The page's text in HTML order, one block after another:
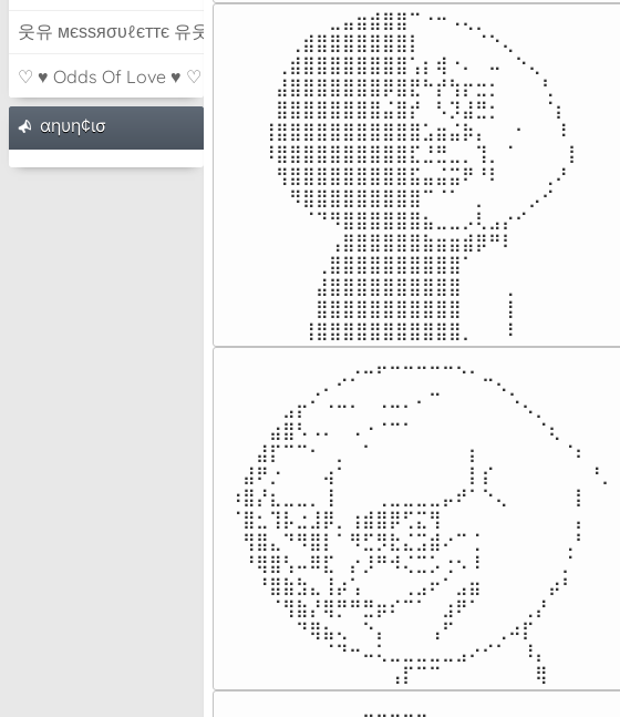
웃유 мєѕѕяσυℓєттє 유웃
♡ ♥ Odds Of Love ♥ ♡
αηυη¢ισ
⠀⠀⠀⠀⠀⣀⣤⣶⣾⣿⣿⠉⠐⠒⠠⢄⡀⠀⠀⠀⠀⠀⠀⠀
⠀⠀⢀⣾⣿⣿⣿⣿⣿⣿⣿⡇⠀⠀⠀⠀⠈⠑⢄⠀⠀⠀⠀⠀
⠀⢀⣾⣿⣿⣿⣿⣿⣿⣿⣿⢡⡆⢾⠐⠄⠀⠤⠀⠑⢄⠀⠀⠀
⠀⣼⣿⣿⣿⣿⣿⣿⣿⡿⣿⣟⠓⡞⢳⡖⣒⡂⠀⠀⠀⢃⠀⠀
⠀⣿⣿⣿⣿⣿⣿⣿⣿⣬⣿⡞⠀⠣⡹⣼⣛⡂⠀⠀⠀⠈⡆⠀
⢸⣿⣿⣿⣿⣿⣿⣿⣿⣿⣿⣿⣡⣶⣬⡷⡄⠀⠀⠂⠀⠀⠸⠀
⠸⣿⣿⣿⣿⣿⣿⣿⣿⣿⣿⣏⣘⣛⣀⡀⢹⡀⠈⠀⠀⠀⠀⡇
⠀⢻⣿⣿⣿⣿⣿⣿⣿⣿⣿⣯⣤⣬⣭⠟⠘⠇⠀⠀⠀⢀⠜⠀
⠀⠀⠻⣿⣿⣿⣿⣿⣿⣿⣿⣿⠉⠈⠁⠀⡀⠀⠀⠀⡠⠊⠀⠀
⠀⠀⠀⠈⠙⠻⣿⣿⣿⣿⣿⣿⣦⣀⣀⡠⢇⣠⡔⠊⠀⠀⠀⠀
⠀⠀⠀⠀⠀⢠⣿⣿⣿⣿⣿⣿⣷⣶⣶⣾⡿⠛⠇⠀⠀⠀⠀⠀
⠀⠀⠀⠀⢀⣿⣿⣿⣿⣿⣿⣿⣿⣿⣿⠁⠀⠀⠀⠀⠀⠀⠀⠀
⠀⠀⠀⠀⣼⣿⣿⣿⣿⣿⣿⣿⣿⣿⣿⠀⠀⠀⢀⠀⠀⠀⠀⠀
⠀⠀⠀⠀⣿⣿⣿⣿⣿⣿⣿⣿⣿⣿⣿⠀⠀⠀⢸⠀⠀⠀⠀⠀
⠀⠀⠀⢸⣿⣿⣿⣿⣿⣿⣿⣿⣿⣿⣿⡀⠀⠀⠸⠀⠀⠀⠀⠀
⠀⠀⠀⠀⠀⠀⠀⠀⠀⢀⣀⡤⠤⠤⠤⠤⠤⢄⡀⠀⠀⠀⠀⠀⠀⠀⠀
⠀⠀⠀⠀⠀⠀⢀⠄⠊⠁⠀⠀⠀⠀⠀⣀⠀⠀⠀⠉⠢⡀⠀⠀⠀⠀⠀
⠀⠀⠀⠀⣠⡖⠁⠐⠒⠂⠀⠐⠒⠂⠁⠀⠀⠀⠀⠀⠀⠈⠢⡀⠀⠀⠀
⠀⠀⠀⣴⣿⠣⠠⠄⠀⠠⠐⠈⠉⠁⠀⠀⠀⠀⠀⠀⠀⠀⠀⠈⢆⠀⠀
⠀⠀⣼⡏⠉⠉⠂⠀⡀⠀⠁⠀⠀⠀⠀⠀⠀⠀⡆⠀⠀⠀⠀⠀⠀⠈⠆⠀
⠀⣼⠟⡐⠀⠀⠀⢴⠁⠀⠀⠀⠀⠀⠀⠀⠀⠀⡇⡎⠀⠀⠀⠀⠀⠀⠀⠘⡀
⠰⣿⡜⣆⣀⣀⡀⢸⠀⠀⠀⢀⣀⣀⣀⣀⡤⠞⠁⠑⢄⠀⠀⠀⠀⠀⡇
⠈⣿⣂⢹⡧⣐⣸⡿⡀⢰⣾⣿⡿⢋⣍⢻⠀⠀⠀⠀⠀⠀⠀⠀⠀⠀⡄
⠀⢻⣿⣄⠙⠻⣿⡇⠁⠻⣋⡻⣗⣌⣩⣾⠔⠉⢈⠀⠀⠀⠀⠀⠀⢀⠃
⠀⠘⢿⣿⢣⠤⠿⣏⠀⡔⡸⠛⠺⢌⣉⡡⢐⠢⠸⠀⠀⠀⠀⠀⠀⡈⠀
⠀⠀⠘⣿⣷⣳⣄⢸⡴⢡⠀⠀⠀⢀⣠⠖⠁⣠⣶⠀⠀⠀⠀⠀⡴⠃⠀
⠀⠀⠀⠈⢻⣷⡜⢿⡛⠛⣛⡶⠎⠉⠁⠀⣰⠟⠁⠀⠀⠀⢀⡜⠀⠀⠀
⠀⠀⠀⠀⠀⠙⢿⣦⢄⠀⠑⡄⠀⠀⠀⢠⠋⠀⠀⠀⢀⠴⡏⠀⠀⠀⠀
⠀⠀⠀⠀⠀⠀⠀⠈⠙⠒⠤⢅⣀⣀⣀⣀⣀⣠⠔⠊⠁⠀⠸⡄⠀⠀⠀
⠀⠀⠀⠀⠀⠀⠀⠀⠀⠀⠀⠀⢠⡏⠉⠉⠀⠀⠀⠀⠀⠀⠀⢿⠀⠀⠀